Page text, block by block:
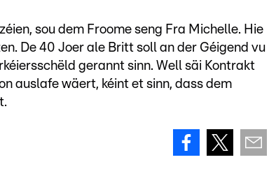
sou dem Froome seng Fra Michelle. Hie
De 40 Joer ale Britt soll an der Géigend vu
gerannt sinn. Well säi Kontrakt
auslafe wäert, kéint et sinn, dass dem